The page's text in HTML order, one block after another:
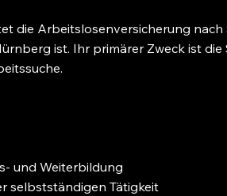
die Arbeitslosenversicherung nach
ist. Ihr primärer Zweck ist die
und Weiterbildung
selbstständigen Tätigkeit